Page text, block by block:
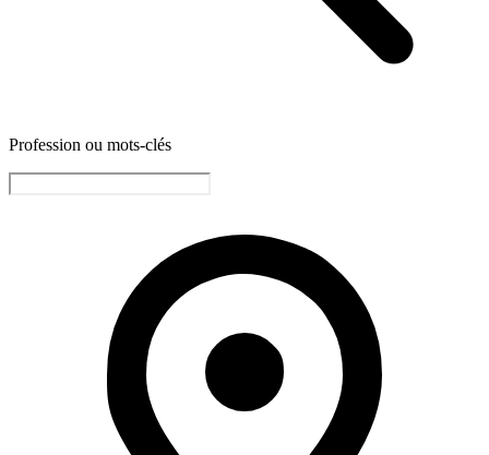
Profession ou mots-clés